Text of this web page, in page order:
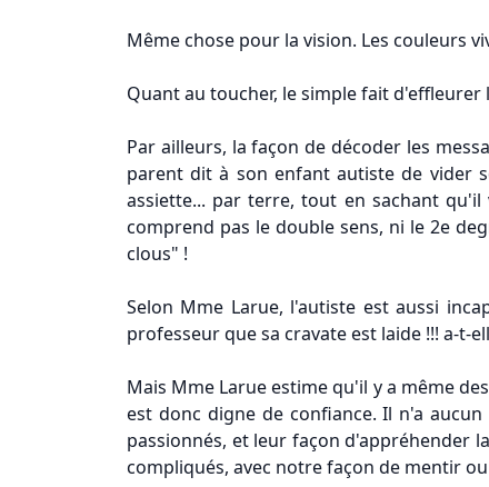
Même chose pour la vision. Les couleurs
Quant au toucher, le simple fait
Par ailleurs, la façon de décoder les
parent dit à son enfant autiste de vider
assiette... par terre, tout en sachant
comprend pas le double sens, ni le 2e
clous" !
Selon Mme Larue, l'autiste est aussi
professeur que sa cravate est laide !!! a-t-
Mais Mme Larue estime qu'il y a même
est donc digne de confiance. Il n'a
passionnés, et leur façon d'appréhender
compliqués, avec notre façon de mentir